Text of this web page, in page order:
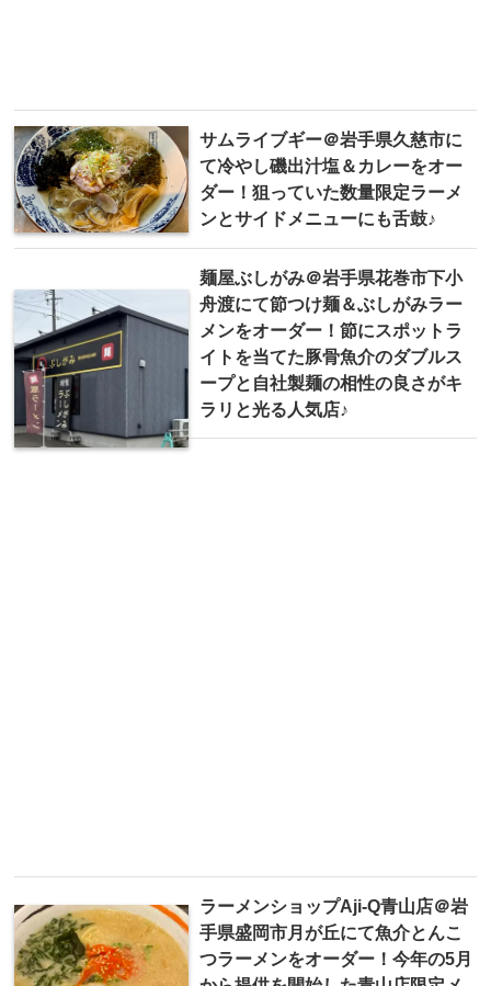
サムライブギー＠岩手県久慈市に
て冷やし磯出汁塩＆カレーをオー
ダー！狙っていた数量限定ラーメ
ンとサイドメニューにも舌鼓♪
麺屋ぶしがみ＠岩手県花巻市下小
舟渡にて節つけ麺＆ぶしがみラー
メンをオーダー！節にスポットラ
イトを当てた豚骨魚介のダブルス
ープと自社製麺の相性の良さがキ
ラリと光る人気店♪
ラーメンショップAji-Q青山店＠岩
手県盛岡市月が丘にて魚介とんこ
つラーメンをオーダー！今年の5月